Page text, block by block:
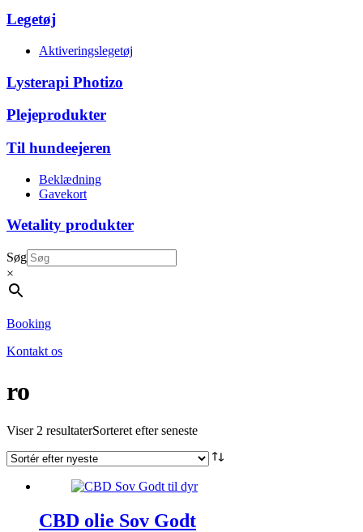
Legetøj
Aktiveringslegetøj
Lysterapi Photizo
Plejeprodukter
Til hundeejeren
Beklædning
Gavekort
Wetality produkter
Søg
×
Booking
Kontakt os
ro
Viser 2 resultaterSorteret efter seneste
CBD olie Sov Godt